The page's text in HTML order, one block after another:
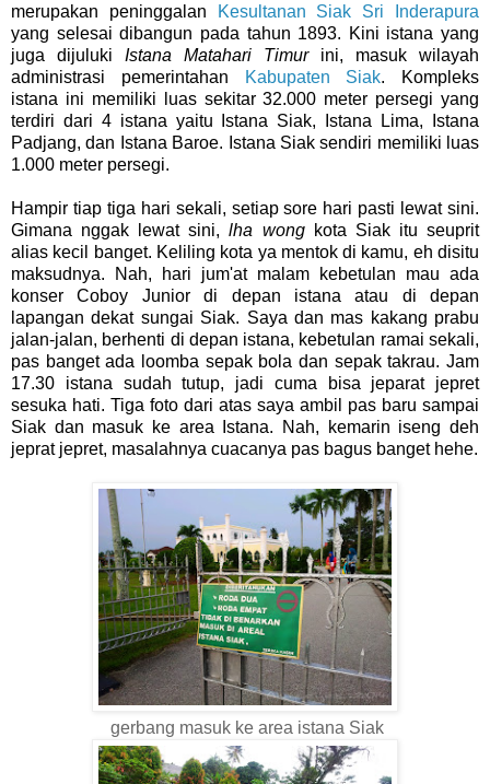
merupakan peninggalan
Kesultanan Siak Sri Inderapura
yang selesai dibangun pada tahun 1893. Kini istana yang
juga dijuluki Istana Matahari Timurini, masuk wilayah
administrasi pemerintahan
Kabupaten Siak. Kompleks
istana ini memiliki luas sekitar 32.000 meter persegi yang
terdiri dari 4 istana yaitu Istana Siak, Istana Lima, Istana
Padjang, dan Istana Baroe. Istana Siak sendiri memiliki luas
1.000 meter persegi.
Hampir tiap tiga hari sekali, setiap sore hari pasti lewat sini.
Gimana nggak lewat sini,lha wongkota Siak itu seuprit
alias kecil banget. Keliling kota ya mentok di kamu, eh disitu
maksudnya. Nah, hari jum'at malam kebetulan mau ada
konser Coboy Junior di depan istana atau di depan
lapangan dekat sungai Siak. Saya dan mas kakang prabu
jalan-jalan, berhenti di depan istana, kebetulan ramai sekali,
pas banget ada loomba sepak bola dan sepak takrau. Jam
17.30 istana sudah tutup, jadi cuma bisa jeparat jepret
sesuka hati. Tiga foto dari atas saya ambil pas baru sampai
Siak dan masuk ke area Istana. Nah, kemarin iseng deh
jeprat jepret, masalahnya cuacanya pas bagus banget hehe.
gerbang masuk ke area istana Siak